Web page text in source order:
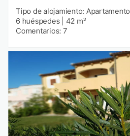
Tipo de alojamiento: Apartamento
6 huéspedes
42 m²
Comentarios: 7